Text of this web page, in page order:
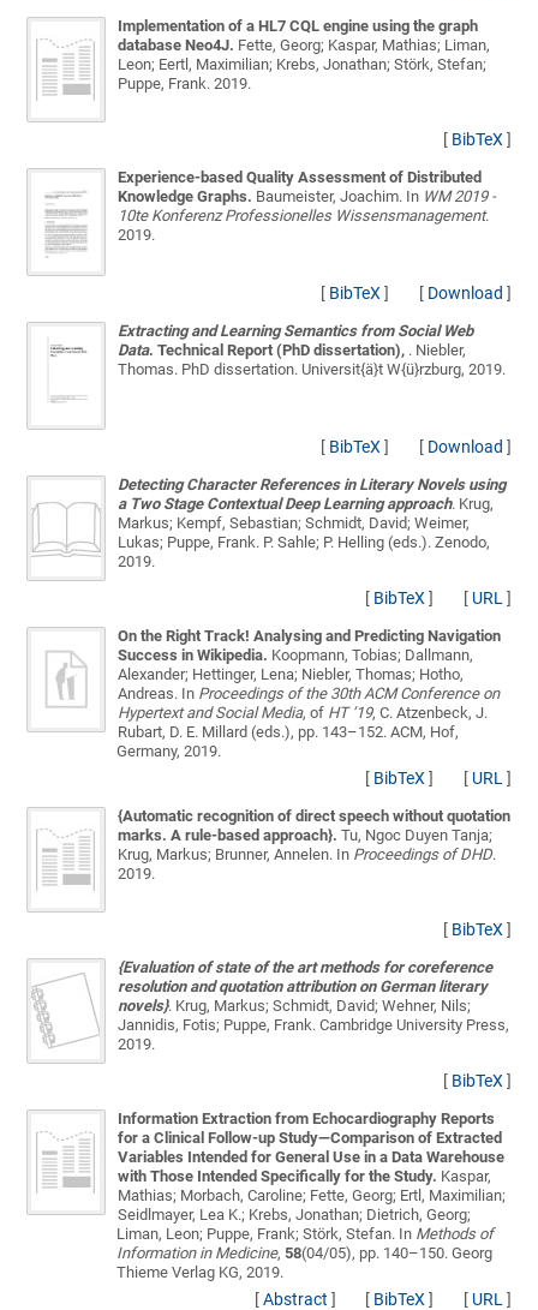
Implementation of a HL7 CQL engine using the graph
database Neo4J. Fette, Georg; Kaspar, Mathias; Liman,
Leon; Eertl, Maximilian; Krebs, Jonathan; Störk, Stefan;
Puppe, Frank. 2019.
[ BibTeX ]
Experience-based Quality Assessment of Distributed
Knowledge Graphs. Baumeister, Joachim. In WM 2019 -
10te Konferenz Professionelles Wissensmanagement.
2019.
[ BibTeX ] [ Download ]
Extracting and Learning Semantics from Social Web
Data. Technical Report (PhD dissertation), . Niebler,
Thomas. PhD dissertation. Universit{ä}t W{ü}rzburg, 2019.
[ BibTeX ] [ Download ]
Detecting Character References in Literary Novels using
a Two Stage Contextual Deep Learning approach. Krug,
Markus; Kempf, Sebastian; Schmidt, David; Weimer,
Lukas; Puppe, Frank. P. Sahle; P. Helling (eds.). Zenodo,
2019.
[ BibTeX ] [ URL ]
On the Right Track! Analysing and Predicting Navigation
Success in Wikipedia. Koopmann, Tobias; Dallmann,
Alexander; Hettinger, Lena; Niebler, Thomas; Hotho,
Andreas. In Proceedings of the 30th ACM Conference on
Hypertext and Social Media, of HT ’19, C. Atzenbeck, J.
Rubart, D. E. Millard (eds.), pp. 143–152. ACM, Hof,
Germany, 2019.
[ BibTeX ] [ URL ]
{Automatic recognition of direct speech without quotation
marks. A rule-based approach}. Tu, Ngoc Duyen Tanja;
Krug, Markus; Brunner, Annelen. In Proceedings of DHD.
2019.
[ BibTeX ]
{Evaluation of state of the art methods for coreference
resolution and quotation attribution on German literary
novels}. Krug, Markus; Schmidt, David; Wehner, Nils;
Jannidis, Fotis; Puppe, Frank. Cambridge University Press,
2019.
[ BibTeX ]
Information Extraction from Echocardiography Reports
for a Clinical Follow-up Study—Comparison of Extracted
Variables Intended for General Use in a Data Warehouse
with Those Intended Specifically for the Study. Kaspar,
Mathias; Morbach, Caroline; Fette, Georg; Ertl, Maximilian;
Seidlmayer, Lea K.; Krebs, Jonathan; Dietrich, Georg;
Liman, Leon; Puppe, Frank; Störk, Stefan. In Methods of
Information in Medicine,58(04/05), pp. 140–150. Georg
Thieme Verlag KG, 2019.
[Abstract ] [ BibTeX ] [ URL ]